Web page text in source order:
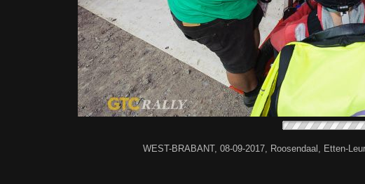
WEST-BRABANT, 08-09-2017, Roosendaal, Etten-